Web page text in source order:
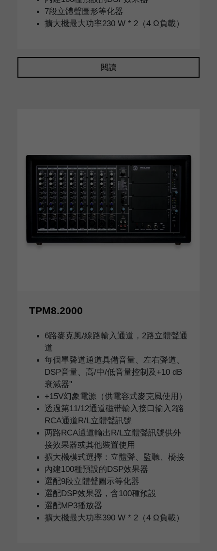
7段立體聲圖形等化器
擴大機最大功率230 W * 2（4 Ω負載）
閱讀
TPM8.2000
6路麥克風/線路輸入通道，2路立體聲通
道
每個單聲道通道具備音量、左右聲道、
DSP音量、高/中/低音量控制及+10 dB
衰減器"
+15V幻象電源（供電容式麥克風使用）
透過第11/12通道磁带輸入接口输入2路
RCA通道R/L立體聲訊號
两路RCA通道輸出R/L立體聲訊號供外
接效果器或其他裝置使用
擴大機模式選擇：立體聲、監聽、橋接
內建100種預設的DSP效果器
選配9段立體聲圖示等化器
選配DSP效果器，含100種預設
選配MP3播放器
擴大機最大功率390 W * 2（4 Ω負載）